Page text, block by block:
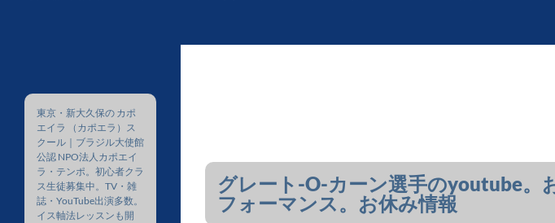
グレート-O-カーン選手のyoutube。
フォーマンス。お休み情報
東京・新大久保の カポ
エイラ （カポエラ）ス
クール｜ブラジル大使館
公認 NPO法人カポエイ
ラ・テンポ。初心者クラ
ス生徒募集中。TV・雑
誌・YouTube出演多数。
イス軸法レッスンも開